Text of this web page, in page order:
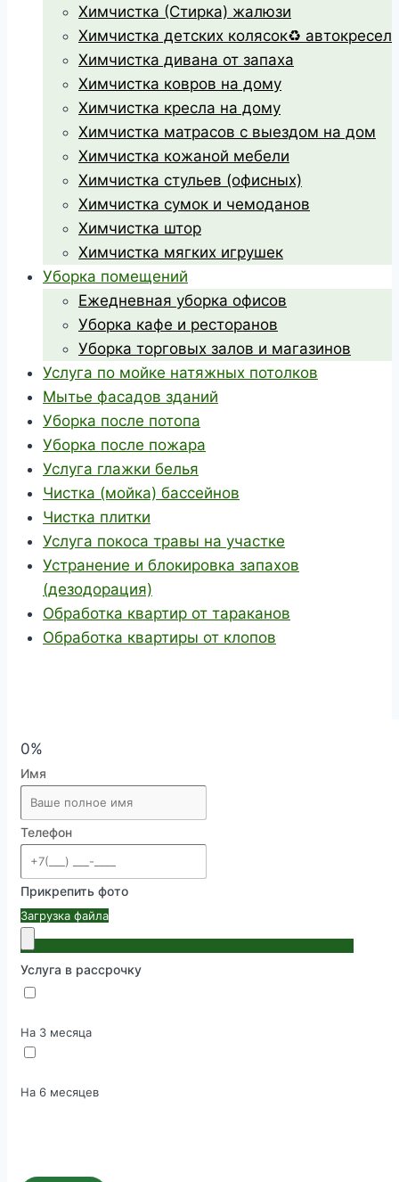
Химчистка (Стирка) жалюзи
Химчистка детских колясок♻️ автокресел
Химчистка дивана от запаха
Химчистка ковров на дому
Химчистка кресла на дому
Химчистка матрасов с выездом на дом
Химчистка кожаной мебели
Химчистка стульев (офисных)
Химчистка сумок и чемоданов
Химчистка штор
Химчистка мягких игрушек
Уборка помещений
Ежедневная уборка офисов
Уборка кафе и ресторанов
Уборка торговых залов и магазинов
Услуга по мойке натяжных потолков
Мытье фасадов зданий
Уборка после потопа
Уборка после пожара
Услуга глажки белья
Чистка (мойка) бассейнов
Чистка плитки
Услуга покоса травы на участке
Устранение и блокировка запахов
(дезодорация)
Обработка квартир от тараканов
Обработка квартиры от клопов
0%
Имя
Телефон
Прикрепить фото
Загрузка файла
Услуга в рассрочку
На 3 месяца
На 6 месяцев